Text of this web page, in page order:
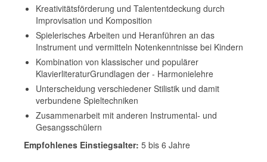
Kreativitätsförderung und Talententdeckung durch
Improvisation und Komposition
Spielerisches Arbeiten und Heranführen an das
Instrument und vermitteln Notenkenntnisse bei Kindern
Kombination von klassischer und populärer
KlavierliteraturGrundlagen der - Harmonielehre
Unterscheidung verschiedener Stilistik und damit
verbundene Spieltechniken
Zusammenarbeit mit anderen Instrumental- und
Gesangsschülern
Empfohlenes Einstiegsalter: 5 bis 6 Jahre